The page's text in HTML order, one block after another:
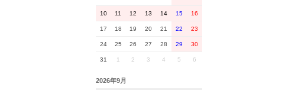
10 11 12 13 14 15 16
17 18 19 20 21 22 23
24 25 26 27 28 29 30
31 1 2 3 4 5 6
2026年9月